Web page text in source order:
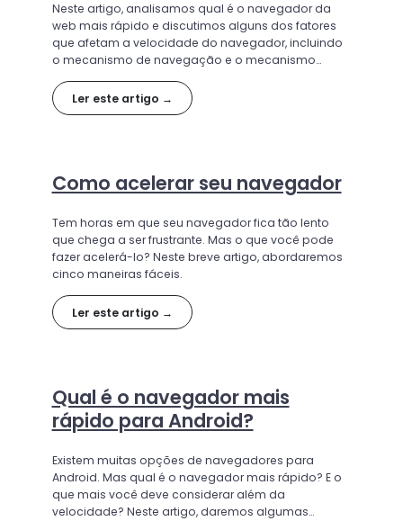
Neste artigo, analisamos qual é o navegador da
web mais rápido e discutimos alguns dos fatores
que afetam a velocidade do navegador, incluindo
o mecanismo de navegação e o mecanismo
Ler este artigo →
Como acelerar seu navegador
Tem horas em que seu navegador fica tão lento
que chega a ser frustrante. Mas o que você pode
fazer acelerá-lo? Neste breve artigo, abordaremos
cinco maneiras fáceis.
Ler este artigo →
Qual é o navegador mais
rápido para Android?
Existem muitas opções de navegadores para
Android. Mas qual é o navegador mais rápido? E o
que mais você deve considerar além da
velocidade? Neste artigo, daremos algumas